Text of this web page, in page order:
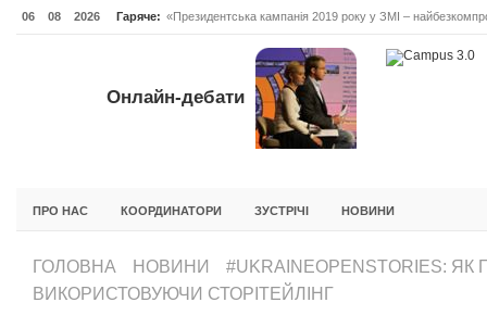
06 08 2026 Гаряче: «Президентська кампанія 2019 року у ЗМІ –
Онлайн-дебати #Відповідальне лідерство. Випуск 3
ОНЛАЙН-ДЕБАТИ #ВІДПОВІДАЛЬНЕ ЛІДЕРСТВО.
Онлайн-дебати
ПРО НАС КООРДИНАТОРИ ЗУСТРІЧІ НОВИНИ
ГОЛОВНА НОВИНИ
#UKRAINEOPENSTORIES:
ВИКОРИСТОВУЮЧИ СТОРІТЕЙЛІНГ